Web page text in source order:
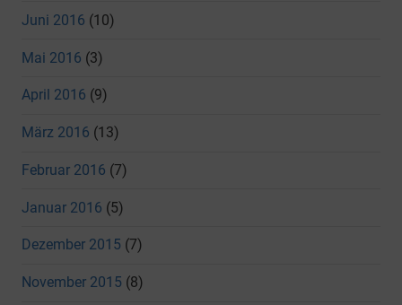
Juni 2016 (10)
Mai 2016 (3)
April 2016 (9)
März 2016 (13)
Februar 2016 (7)
Januar 2016 (5)
Dezember 2015 (7)
November 2015 (8)